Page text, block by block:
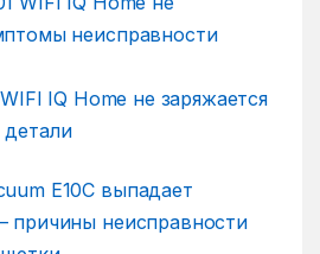
IQ Home не заряжается